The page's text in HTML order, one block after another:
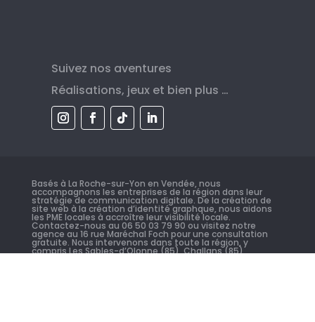
Suivez nos aventures
Réalisations, jeux et bien plus …
Basés à La Roche-sur-Yon en Vendée, nous
accompagnons les entreprises de la région dans leur
stratégie de communication digitale. De la création de
site web à la création d’identité graphque, nous aidons
les PME locales à accroître leur visibilité locale.
Contactez-nous au 06 50 03 79 90 ou visitez notre
agence au 16 rue Maréchal Foch pour une consultation
gratuite. Nous intervenons dans toute la région, y
compris Les Sables-d’Olonne (85), Challans (85),